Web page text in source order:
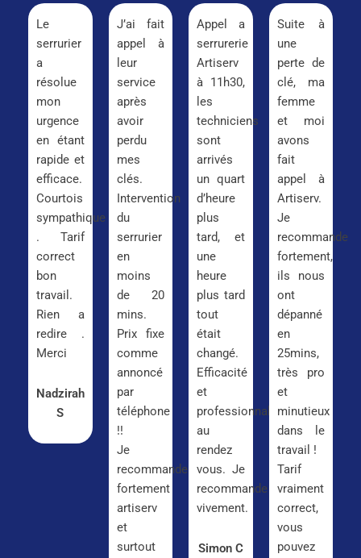
Le
serrurier
a
résolue
mon
urgence
en étant
rapide et
efficace.
Courtois
sympathique
. Tarif
correct
bon
travail.
Rien a
redire .
Merci
Nadzirah
S
J’ai fait
appel à
leur
service
après
avoir
perdu
mes
clés.
Intervention
du
serrurier
en
moins
de 20
mins.
Prix fixe
comme
annoncé
par
téléphone
!!
Je
recommande
fortement
artiserv
et
surtout
Appel a
serrurerie
Artiserv
à 11h30,
les
techniciens
sont
arrivés
un quart
d’heure
plus
tard, et
une
heure
plus tard
tout
était
changé.
Efficacité
et
professionnalisme
au
rendez
vous. Je
recommande
vivement.
Simon C
Suite à
une
perte de
clé, ma
femme
et moi
avons
fait
appel à
Artiserv.
Je
recommande
fortement,
ils nous
ont
dépanné
en
25mins,
très pro
et
minutieux
dans le
travail !
Tarif
vraiment
correct,
vous
pouvez